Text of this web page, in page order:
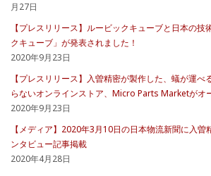
月27日
【プレスリリース】ルービックキューブと日本の技
クキューブ」が発表されました！
2020年9月23日
【プレスリリース】入曽精密が製作した、蟻が運べ
らないオンラインストア、Micro Parts Marketがオ
2020年9月23日
【メディア】2020年3月10日の日本物流新聞に入曽
ンタビュー記事掲載
2020年4月28日